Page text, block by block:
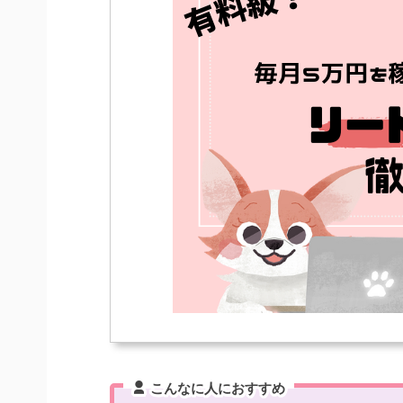
こんなに人におすすめ